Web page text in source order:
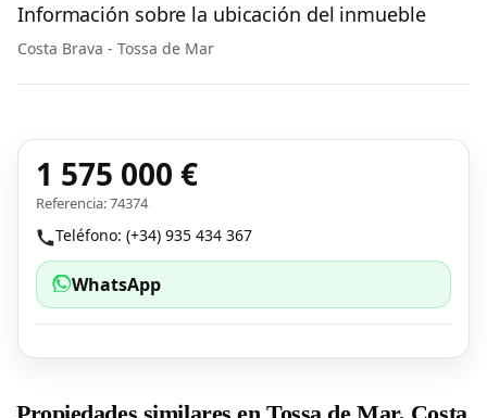
Información sobre la ubicación del inmueble
Costa Brava - Tossa de Mar
1 575 000 €
Referencia: 74374
Teléfono: (+34) 935 434 367
WhatsApp